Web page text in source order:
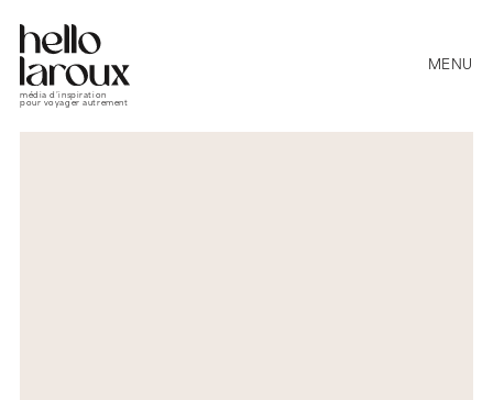
média d’inspiration
pour voyager autrement
MENU